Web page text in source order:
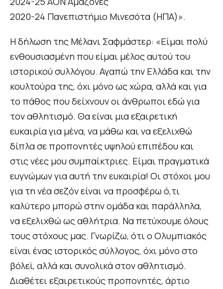
2020-24 Πανεπιστήμιο Μινεσότα (ΗΠΑ)».
Η δήλωση της Μέλανι Σαφμάστερ: «Είμαι πολύ
ενθουσιασμένη που είμαι μέλος αυτού του
ιστορικού συλλόγου. Αγαπώ την Ελλάδα και την
κουλτούρα της, όχι μόνο ως χώρα, αλλά και για
το πάθος που δείχνουν οι άνθρωποι εδώ για
τον αθλητισμό. Θα είναι μια εξαιρετική
ευκαιρία για μένα, να μάθω και να εξελιχθώ
δίπλα σε προπονητές υψηλού επιπέδου και
στις νέες μου συμπαίκτριες. Είμαι πραγματικά
ευγνώμων για αυτή την ευκαιρία! Οι στόχοι μου
για τη νέα σεζόν είναι να προσφέρω ό,τι
καλύτερο μπορώ στην ομάδα και παράλληλα,
να εξελιχθώ ως αθλήτρια. Να πετύχουμε όλους
τους στόχους μας. Γνωρίζω, ότι ο Ολυμπιακός
είναι ένας ιστορικός σύλλογος, όχι μόνο στο
βόλεϊ, αλλά και συνολικά στον αθλητισμό.
Διαθέτει εξαιρετικούς προπονητές, άρτιο